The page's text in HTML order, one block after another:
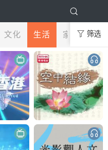
文化 生活 家庭 娱乐
筛选